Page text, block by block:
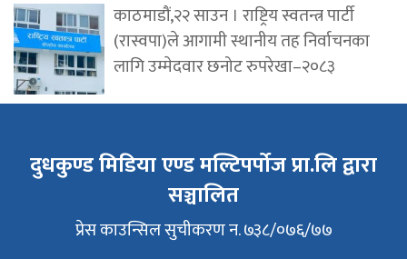
काठमाडौं,२२ साउन । राष्ट्रिय स्वतन्त्र पार्टी
(रास्वपा)ले आगामी स्थानीय तह निर्वाचनका
लागि उम्मेदवार छनोट रुपरेखा–२०८३
दुधकुण्ड मिडिया एण्ड मल्टिपर्पोज प्रा.लि द्वारा
सञ्चालित
प्रेस काउन्सिल सुचीकरण न. ७३८/०७६/७७